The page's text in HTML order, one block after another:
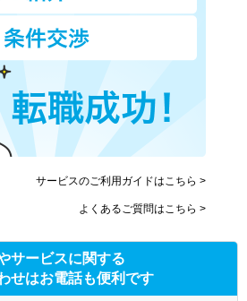
サービスのご利用ガイドはこちら >
よくあるご質問はこちら >
サービスに関する
せはお電話も便利です